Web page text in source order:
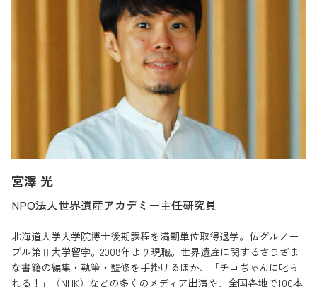
宮澤 光
NPO法人世界遺産アカデミー主任研究員
北海道大学大学院博士後期課程を満期単位取得退学。仏グルノー
ブル第Ⅱ大学留学。2008年より現職。世界遺産に関するさまざま
な書籍の編集・執筆・監修を手掛けるほか、「チコちゃんに叱ら
れる！」（NHK）などの多くのメディア出演や、全国各地で100本